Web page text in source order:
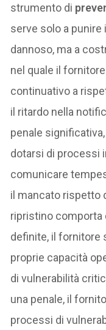
strumento di
serve solo a
dannoso, ma a
nel quale il
continuativo a
il ritardo nella
penale
dotarsi di processi
comunicare
il mancato rispetto
ripristino
definite, il fornitore
proprie capacità
di vulnerabilità
una penale, il
processi di